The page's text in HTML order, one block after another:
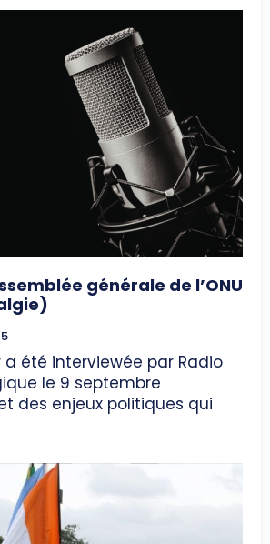
générale de l’ONU
a été interviewée par Radio
le 9 septembre
des enjeux politiques qui